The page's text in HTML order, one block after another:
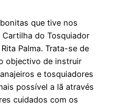
que tive nos
do Tosquiador
Palma. Trata-se de
objectivo de instruir
e tosquiadores
possível a lã através
cuidados com os